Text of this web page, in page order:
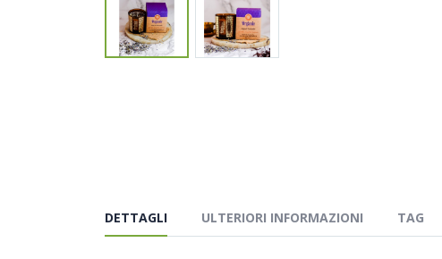
DETTAGLI ULTERIORI INFORMAZIONI TAG